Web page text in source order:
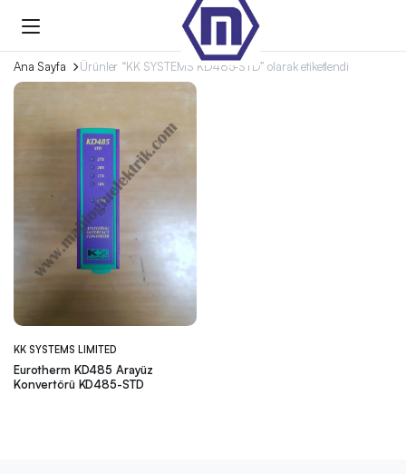
Ana Sayfa Ürünler “KK SYSTEMS KD485-STD” olarak etiketlendi
KK SYSTEMS LIMITED
Eurotherm KD485 Arayüz
Konvertörü KD485-STD